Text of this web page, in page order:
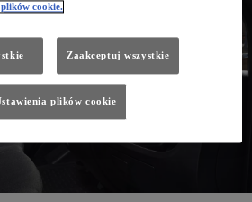
cookie.
Zaakceptuj wszystkie
plików cookie